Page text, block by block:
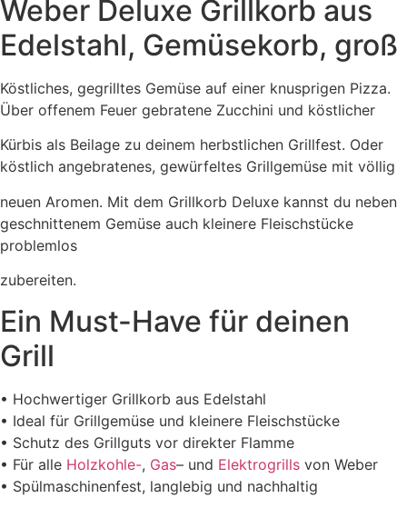
Gemüsekorb,
groß
Menge
Weber Deluxe Grillkorb aus
Edelstahl, Gemüsekorb, groß
Köstliches, gegrilltes Gemüse auf einer knusprigen Pizza.
Über offenem Feuer gebratene Zucchini und köstlicher
Kürbis als Beilage zu deinem herbstlichen Grillfest. Oder
köstlich angebratenes, gewürfeltes Grillgemüse mit völlig
neuen Aromen. Mit dem Grillkorb Deluxe kannst du neben
geschnittenem Gemüse auch kleinere Fleischstücke
problemlos
zubereiten.
Ein Must-Have für deinen
Grill
• Hochwertiger Grillkorb aus Edelstahl
• Ideal für Grillgemüse und kleinere Fleischstücke
• Schutz des Grillguts vor direkter Flamme
• Für alle Holzkohle-, Gas– und Elektrogrills von Weber
• Spülmaschinenfest, langlebig und nachhaltig